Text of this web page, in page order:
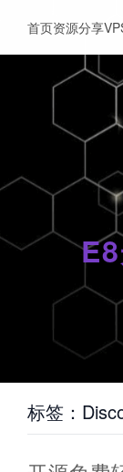
首页资源分享
标签：